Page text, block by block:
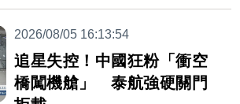
2026/08/05 16:13:54
追星失控！中國狂粉「衝空
橋闖機艙」 泰航強硬關門